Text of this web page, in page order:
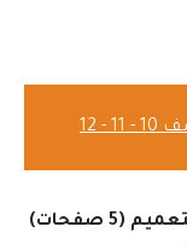
- 12
يمكنكم تحميل النسخة الرسمية من التعميم (5 صفحات)